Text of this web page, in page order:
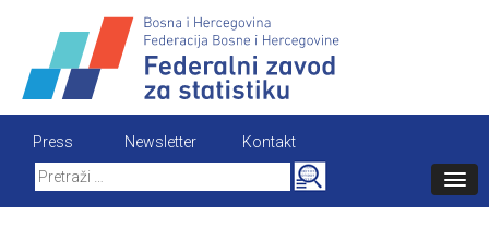
content
Press Newsletter
Kontakt
Search
for: